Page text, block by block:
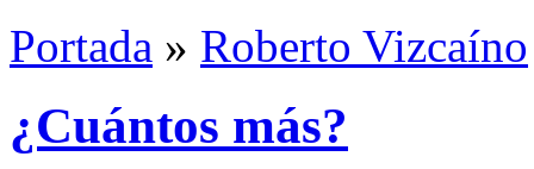
Portada » Roberto Vizcaíno
¿Cuántos más?